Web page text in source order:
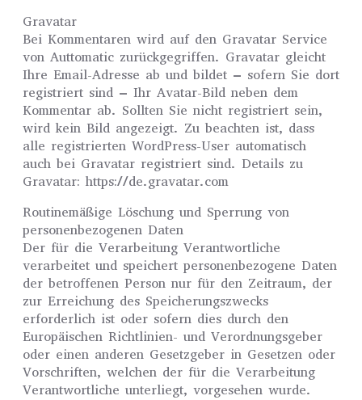
Gravatar
Bei Kommentaren wird auf den Gravatar Service
von Auttomatic zurückgegriffen. Gravatar gleicht
Ihre Email-Adresse ab und bildet – sofern Sie dort
registriert sind – Ihr Avatar-Bild neben dem
Kommentar ab. Sollten Sie nicht registriert sein,
wird kein Bild angezeigt. Zu beachten ist, dass
alle registrierten WordPress-User automatisch
auch bei Gravatar registriert sind. Details zu
Gravatar: https://de.gravatar.com
Routinemäßige Löschung und Sperrung von
personenbezogenen Daten
Der für die Verarbeitung Verantwortliche
verarbeitet und speichert personenbezogene Daten
der betroffenen Person nur für den Zeitraum, der
zur Erreichung des Speicherungszwecks
erforderlich ist oder sofern dies durch den
Europäischen Richtlinien- und Verordnungsgeber
oder einen anderen Gesetzgeber in Gesetzen oder
Vorschriften, welchen der für die Verarbeitung
Verantwortliche unterliegt, vorgesehen wurde.